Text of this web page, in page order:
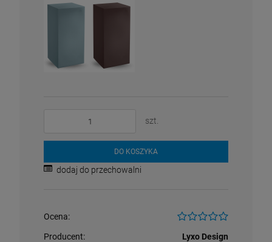
szt.
DO KOSZYKA
dodaj do przechowalni
Ocena:
Producent:
Lyxo Design